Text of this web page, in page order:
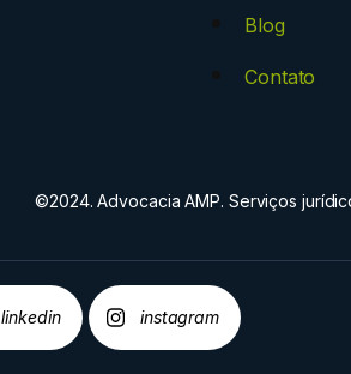
Blog
Contato
©2024. Advocacia AMP. Serviços
linkedin instagram